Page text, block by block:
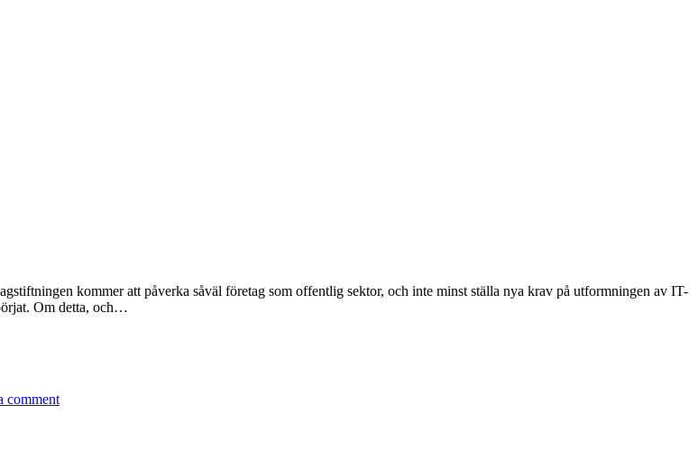
kommer att påverka såväl företag som offentlig sektor, och inte minst ställa nya krav på utformningen av IT-
Om detta, och…
comment